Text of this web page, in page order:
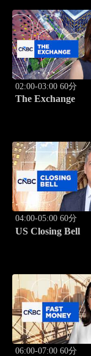
02:00-03:00 60分
The Exchange
04:00-05:00 60分
US Closing Bell
06:00-07:00 60分